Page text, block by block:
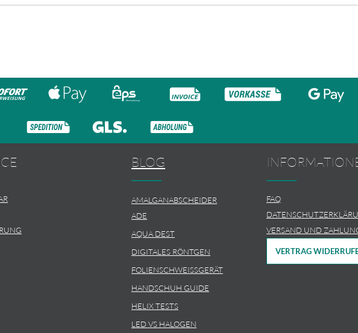
BLOG
AMALGANABSCHEIDER
ADE
AQUA DEST
DIGITALES RÖNTGEN
FOLIENSCHWEISSGERÄT
HANDSCHUH GUIDE
HELIX TESTS
LED VS HALOGEN
FAQ
VERSAND UND
VERTRAG